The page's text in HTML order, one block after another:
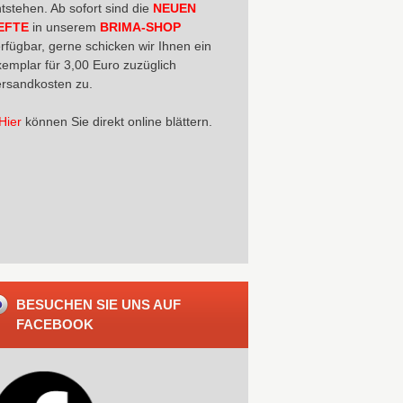
Ab sofort sind die NEUEN
in unserem BRIMA-SHOP
gerne schicken wir Ihnen ein
für 3,00 Euro zuzüglich
zu.
können Sie direkt online blättern.
BESUCHEN SIE UNS AUF
FACEBOOK